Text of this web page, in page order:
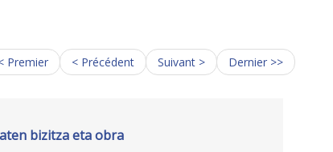
Premier < Précédent Suivant > Dernier >>
bizitza eta obra